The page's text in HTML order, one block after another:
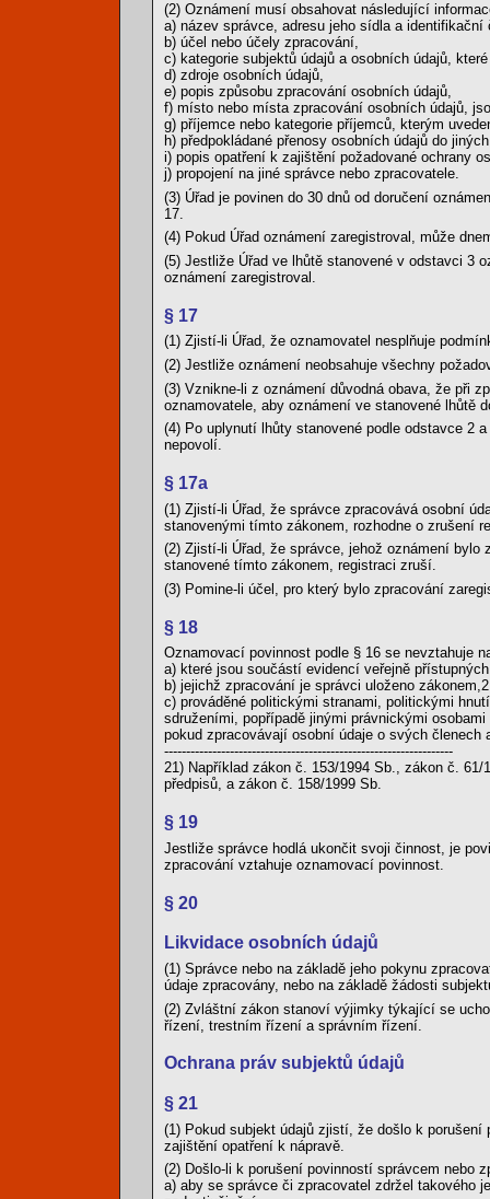
(2) Oznámení musí obsahovat následující
a) název správce, adresu jeho sídla a identifikační
b) účel nebo účely zpracování,
c) kategorie subjektů údajů a osobních údajů,
d) zdroje osobních údajů,
e) popis způsobu zpracování osobních údajů,
f) místo nebo místa zpracování osobních údajů,
g) příjemce nebo kategorie příjemců, kterým
h) předpokládané přenosy osobních údajů do
i) popis opatření k zajištění požadované ochrany
j) propojení na jiné správce nebo zpracovatele.
(3) Úřad je povinen do 30 dnů od doručení
17.
(4) Pokud Úřad oznámení zaregistroval, může
(5) Jestliže Úřad ve lhůtě stanovené v odstavci 3
oznámení zaregistroval.
§ 17
(1) Zjistí-li Úřad, že oznamovatel nesplňuje
(2) Jestliže oznámení neobsahuje všechny
(3) Vznikne-li z oznámení důvodná obava, že při
oznamovatele, aby oznámení ve stanovené lhůtě
(4) Po uplynutí lhůty stanovené podle odstavce 2
nepovolí.
§ 17a
(1) Zjistí-li Úřad, že správce zpracovává osobní
stanovenými tímto zákonem, rozhodne o zrušení
(2) Zjistí-li Úřad, že správce, jehož oznámení bylo
stanovené tímto zákonem, registraci zruší.
(3) Pomine-li účel, pro který bylo zpracování
§ 18
Oznamovací povinnost podle § 16 se nevztahuje
a) které jsou součástí evidencí veřejně
b) jejichž zpracování je správci uloženo
c) prováděné politickými stranami, politickými
sdruženími, popřípadě jinými právnickými
pokud zpracovávají osobní údaje o svých
------------------------------------------------------------------
21) Například zákon č. 153/1994 Sb., zákon č.
předpisů, a zákon č. 158/1999 Sb.
§ 19
Jestliže správce hodlá ukončit svoji činnost, je
zpracování vztahuje oznamovací povinnost.
§ 20
Likvidace osobních údajů
(1) Správce nebo na základě jeho pokynu
údaje zpracovány, nebo na základě žádosti
(2) Zvláštní zákon stanoví výjimky týkající se
řízení, trestním řízení a správním řízení.
Ochrana práv subjektů údajů
§ 21
(1) Pokud subjekt údajů zjistí, že došlo k
zajištění opatření k nápravě.
(2) Došlo-li k porušení povinností správcem nebo
a) aby se správce či zpracovatel zdržel takového